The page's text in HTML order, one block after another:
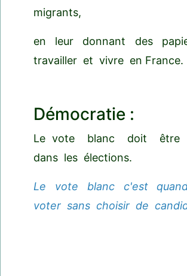
migrants,
en leur donnant des
travailler et vivre en France.
Démocratie :
Le vote blanc doit être
dans les élections.
Le vote blanc c'est
voter sans choisir de